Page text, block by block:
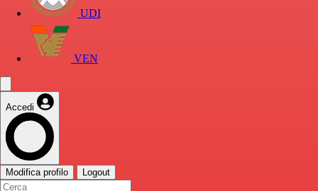
UDI
VEN
Accedi
Modifica profilo Logout